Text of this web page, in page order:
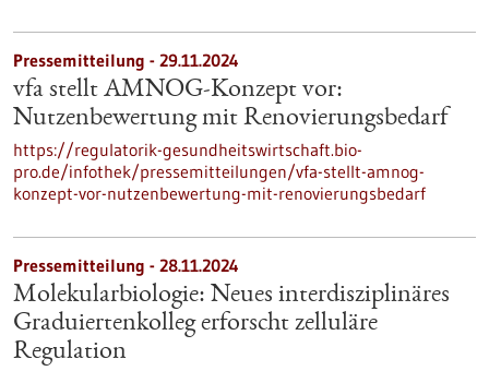
Pressemitteilung - 29.11.2024
vfa stellt AMNOG-Konzept vor:
Nutzenbewertung mit Renovierungsbedarf
https://regulatorik-gesundheitswirtschaft.bio-
pro.de/infothek/pressemitteilungen/vfa-stellt-amnog-
konzept-vor-nutzenbewertung-mit-renovierungsbedarf
Pressemitteilung - 28.11.2024
Molekularbiologie: Neues interdisziplinäres
Graduiertenkolleg erforscht zelluläre
Regulation